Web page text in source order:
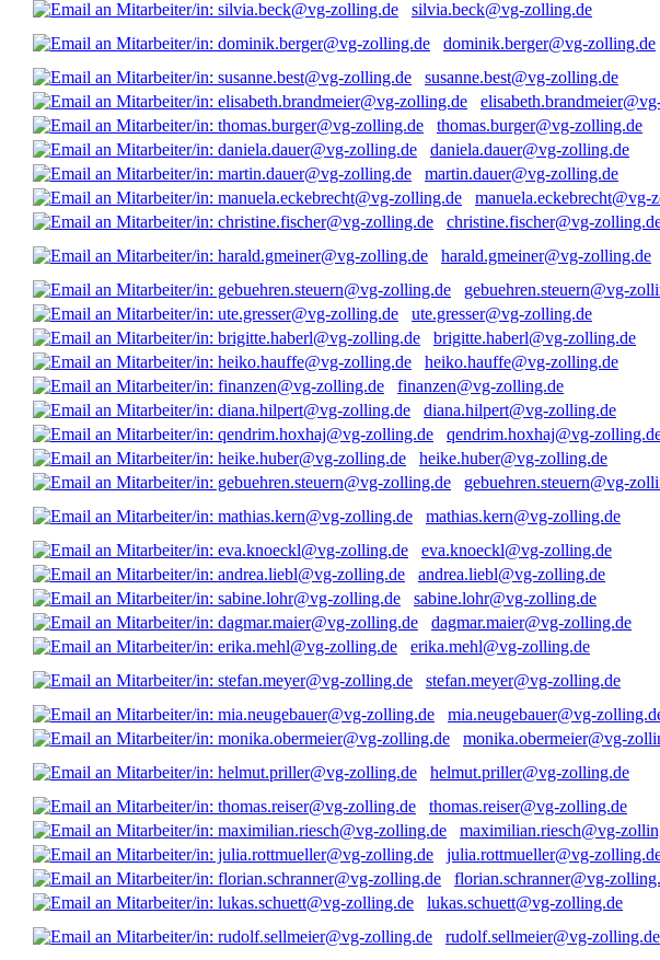
silvia.beck@vg-zolling.de
dominik.berger@vg-zolling.de
susanne.best@vg-zolling.de
thomas.burger@vg-zolling.de
daniela.dauer@vg-zolling.de
martin.dauer@vg-zolling.de
manuela.eckebrecht@vg-
christine.fischer@vg-
harald.gmeiner@vg-zolling.de
gebuehren.steuern@vg-
ute.gresser@vg-zolling.de
brigitte.haberl@vg-zolling.de
heiko.hauffe@vg-zolling.de
finanzen@vg-zolling.de
diana.hilpert@vg-zolling.de
qendrim.hoxhaj@vg-
heike.huber@vg-zolling.de
gebuehren.steuern@vg-
mathias.kern@vg-zolling.de
eva.knoeckl@vg-zolling.de
andrea.liebl@vg-zolling.de
sabine.lohr@vg-zolling.de
dagmar.maier@vg-zolling.de
erika.mehl@vg-zolling.de
stefan.meyer@vg-zolling.de
mia.neugebauer@vg-
monika.obermeier@vg-
helmut.priller@vg-zolling.de
thomas.reiser@vg-zolling.de
maximilian.riesch@vg-
julia.rottmueller@vg-
florian.schranner@vg-
lukas.schuett@vg-zolling.de
rudolf.sellmeier@vg-zolling.de